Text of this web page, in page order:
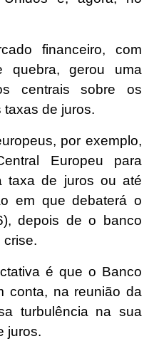
financeiro, com
quebra, gerou uma
centrais sobre os
de juros.
por exemplo,
Europeu para
taxa de juros ou até
em que debaterá o
depois de o banco
crise.
é que o Banco
conta, na reunião da
turbulência na sua
juros.